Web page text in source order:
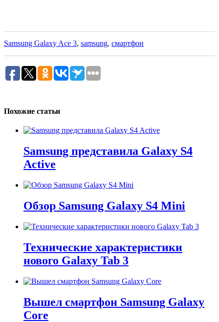
Samsung Galaxy Ace 3, samsung, смартфон
Похожие статьи
Samsung представила Galaxy S4
Active
Обзор Samsung Galaxy S4 Mini
Технические характеристики
нового Galaxy Tab 3
Вышел смартфон Samsung Galaxy
Core